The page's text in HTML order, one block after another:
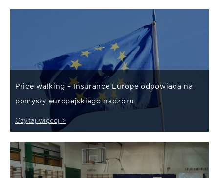
Price walking – Insurance Europe odpowiada na
pomysły europejskiego nadzoru
Czytaj więcej >